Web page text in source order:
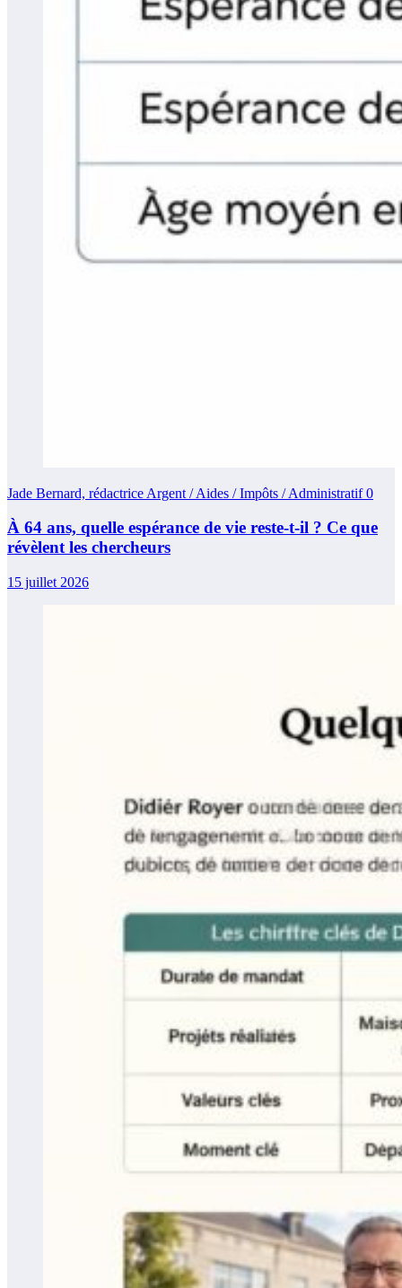
Jade Bernard, rédactrice Argent / Aides / Impôts / Administratif0
À 64 ans, quelle espérance de vie reste-t-il ? Ce que
révèlent les chercheurs
15 juillet 2026